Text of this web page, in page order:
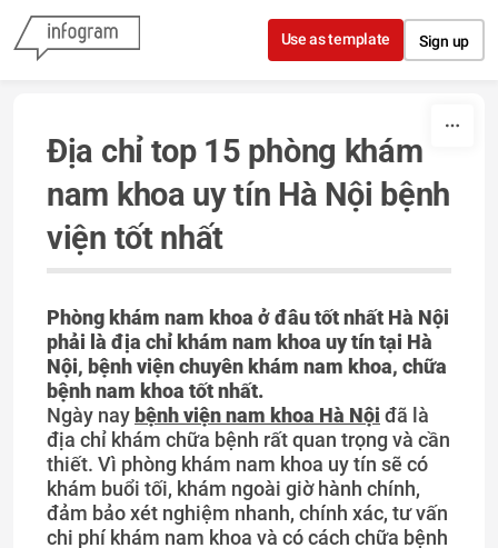
Skip to content
Use as template Sign up
Địa chỉ top 15 phòng khám
nam khoa uy tín Hà Nội bệnh
viện tốt nhất
Phòng khám nam khoa ở đâu tốt nhất Hà Nội
phải là địa chỉ khám nam khoa uy tín tại Hà
Nội, bệnh viện chuyên khám nam khoa, chữa
bệnh nam khoa tốt nhất.
Ngày nay bệnh viện nam khoa Hà Nội đã là
địa chỉ khám chữa bệnh rất quan trọng và cần
thiết. Vì phòng khám nam khoa uy tín sẽ có
khám buổi tối, khám ngoài giờ hành chính,
đảm bảo xét nghiệm nhanh, chính xác, tư vấn
chi phí khám nam khoa và có cách chữa bệnh